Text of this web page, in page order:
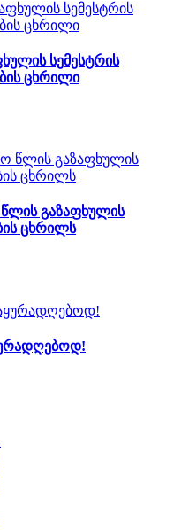
სემესტრის
ცხრილი
წლის გაზაფხულის
ცხრილს